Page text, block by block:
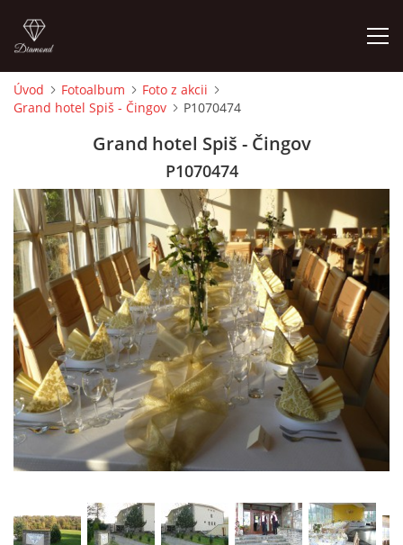
ÚVOD
FOTOALBUM
AUDIO - VIDEO
VIDEOKLIPY
NÁVŠTEVNÁ KNIHA
ONÁS
Úvod Fotoalbum
Foto z akcii
Grand hotel Spiš - Čingov
P1070474
Grand hotel Spiš - Čingov
P1070474